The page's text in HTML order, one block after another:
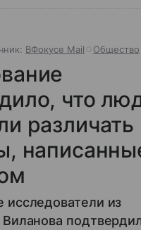
ВФокусе Mail Общество
что
различать
исследователи из